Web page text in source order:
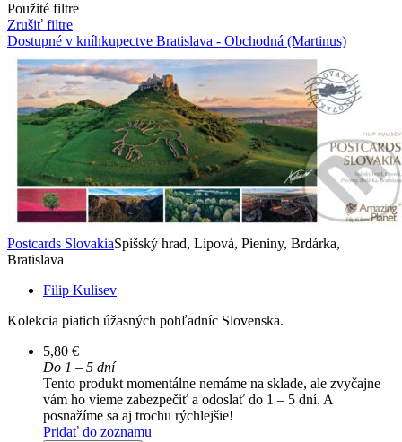
Použité filtre
Zrušiť filtre
Dostupné v kníhkupectve Bratislava - Obchodná (Martinus)
Postcards SlovakiaSpišský hrad, Lipová, Pieniny, Brdárka,
Bratislava
Filip Kulisev
Kolekcia piatich úžasných pohľadníc Slovenska.
5,80 €
Do 1 – 5 dní
Tento produkt momentálne nemáme na sklade, ale zvyčajne
vám ho vieme zabezpečiť a odoslať do 1 – 5 dní. A
posnažíme sa aj trochu rýchlejšie!
Pridať do zoznamu